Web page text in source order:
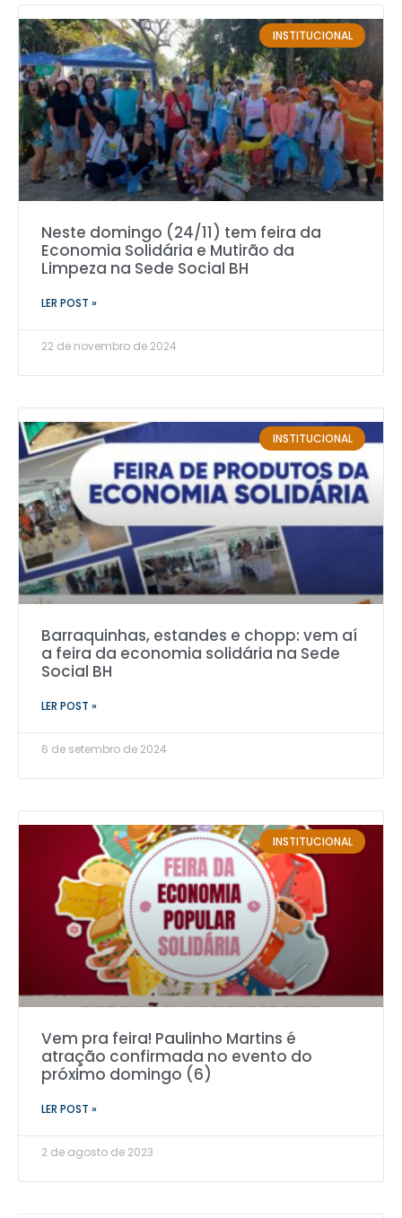
INSTITUCIONAL
Neste domingo (24/11) tem feira da
Economia Solidária e Mutirão da
Limpeza na Sede Social BH
LER POST »
22 de novembro de 2024
INSTITUCIONAL
Barraquinhas, estandes e chopp: vem aí
a feira da economia solidária na Sede
Social BH
LER POST »
6 de setembro de 2024
INSTITUCIONAL
Vem pra feira! Paulinho Martins é
atração confirmada no evento do
próximo domingo (6)
LER POST »
2 de agosto de 2023